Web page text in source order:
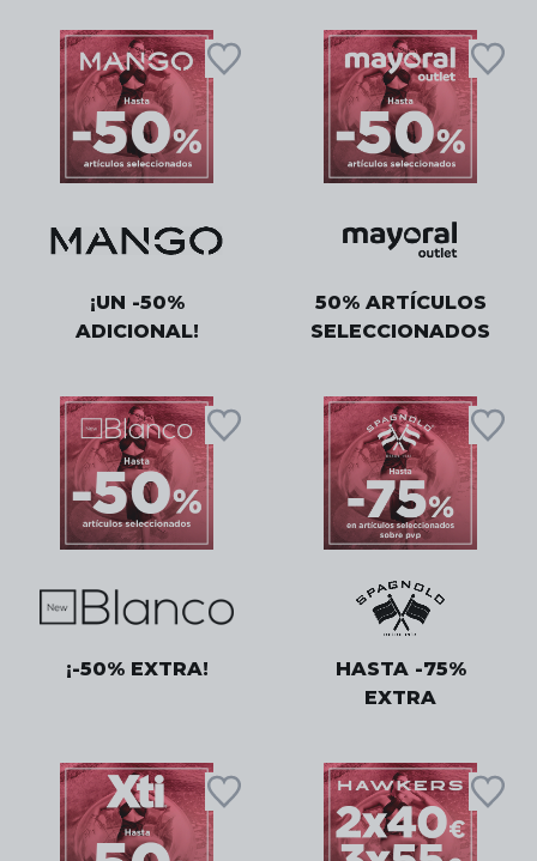
¡UN -50%
ADICIONAL!
50% ARTÍCULOS
SELECCIONADOS
¡-50% EXTRA!
HASTA -75%
EXTRA